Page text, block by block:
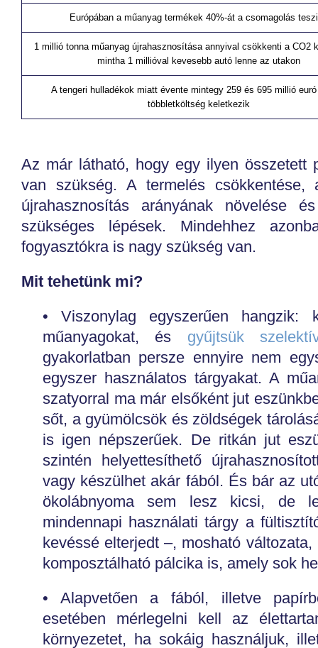
Európában a műanyag termékek 40%-át a csomagolás
1 millió tonna műanyag újrahasznosítása annyival csökkenti a CO2
mintha 1 millióval kevesebb autó lenne az utakon
A tengeri hulladékok miatt évente mintegy 259 és 695 millió
többletköltség keletkezik
Az már látható, hogy egy ilyen összetett
van szükség. A termelés csökkentése,
újrahasznosítás arányának növelése
szükséges lépések. Mindehhez
fogyasztókra is nagy szükség van.
Mit tehetünk mi?
• Viszonylag egyszerűen hangzik:
műanyagokat, és gyűjtsük
gyakorlatban persze ennyire nem
egyszer használatos tárgyakat. A
szatyorral ma már elsőként jut
sőt, a gyümölcsök és zöldségek
is igen népszerűek. De ritkán jut
szintén helyettesíthető
vagy készülhet akár fából. És bár az
ökolábnyoma sem lesz kicsi, de
mindennapi használati tárgy a
kevéssé elterjedt –, mosható
komposztálható pálcika is, amely sok
• Alapvetően a fából, illetve
esetében mérlegelni kell az
környezetet, ha sokáig használjuk,